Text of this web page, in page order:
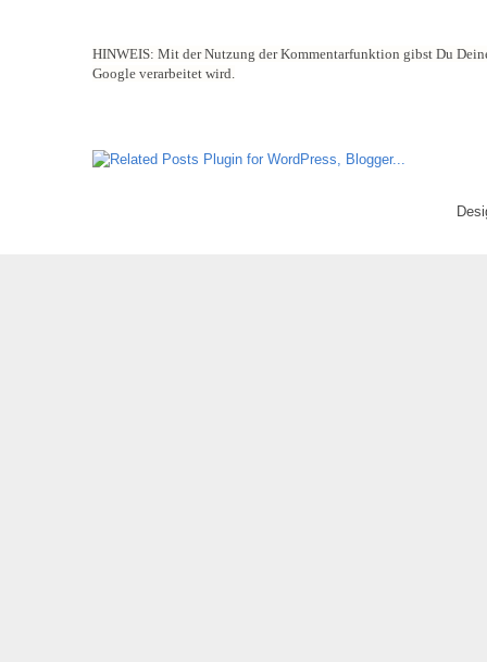
HINWEIS: Mit der Nutzung der Kommentarfunktion gibst Du
Google verarbeitet wird.